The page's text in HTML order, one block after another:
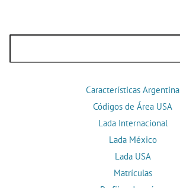
Características Argentina
Códigos de Área USA
Lada Internacional
Lada México
Lada USA
Matrículas